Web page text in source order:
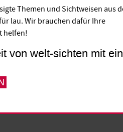
die Ebola-Epidemie
Schneider, die
im September in
das Virus nicht
Themen und Sichtweisen aus
lau. Wir brauchen dafür Ihre
helfen!
von welt-sichten mit